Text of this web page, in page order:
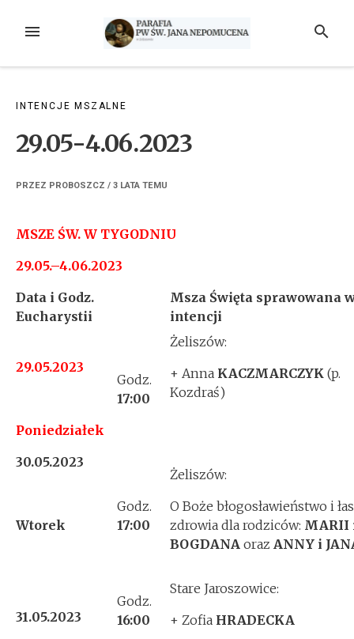
MENU SZUKAJ
INTENCJE MSZALNE
29.05-4.06.2023
PRZEZ PROBOSZCZ / 3 LATA TEMU
MSZE ŚW. W TYGODNIU
29.05.–4.06.2023
Data i Godz.
Eucharystii
Msza Święta sprawowana
intencji
29.05.2023
Poniedziałek
Godz.
17:00
Żeliszów:
+ Anna KACZMARCZYK (p.
Kozdraś)
30.05.2023
Wtorek
Godz.
17:00
Żeliszów:
O Boże błogosławieństwo i
zdrowia dla rodziców: MARII
BOGDANA oraz ANNY i
31.05.2023
Godz.
16:00
Stare Jaroszowice:
+ Zofia HRADECKA